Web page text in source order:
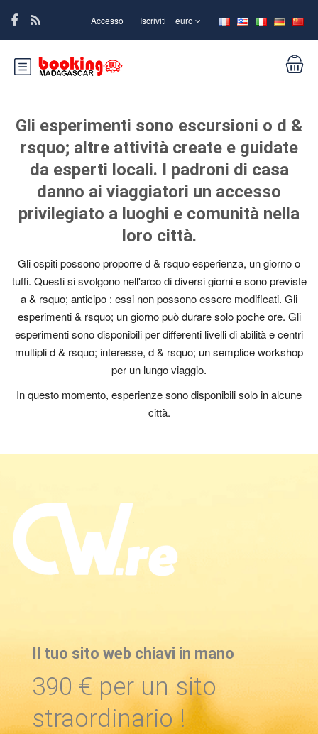
Accesso Iscriviti euro
Gli esperimenti sono escursioni o d &
rsquo; altre attività create e guidate
da esperti locali. I padroni di casa
danno ai viaggiatori un accesso
privilegiato a luoghi e comunità nella
loro città.
Gli ospiti possono proporre d & rsquo esperienza, un giorno o
tuffi. Questi si svolgono nell'arco di diversi giorni e sono previste
a & rsquo; anticipo : essi non possono essere modificati. Gli
esperimenti & rsquo; un giorno può durare solo poche ore. Gli
esperimenti sono disponibili per differenti livelli di abilità e centri
multipli d & rsquo; interesse, d & rsquo; un semplice workshop
per un lungo viaggio.
In questo momento, esperienze sono disponibili solo in alcune
città.
Il tuo sito web chiavi in ​​mano
390 € per un sito
straordinario !